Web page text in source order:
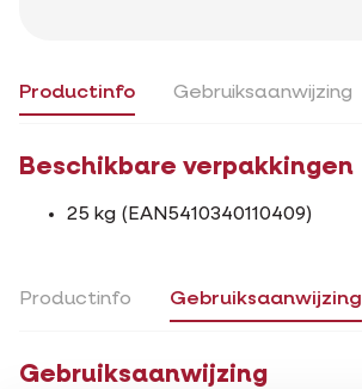
Productinfo Gebruiksaanwijzing
Beschikbare verpakkingen
25 kg (EAN5410340110409)
Productinfo Gebruiksaanwijzing
Gebruiksaanwijzing